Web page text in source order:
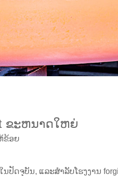
ຂະຫນາດໃຫຍ່
ຂ້ອຍ
ດຈຸບັນ, ແລະສໍາລັບໂຮງງານ